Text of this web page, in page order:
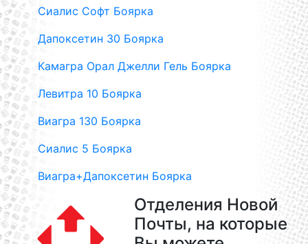
Сиалис Софт Боярка
Дапоксетин 30 Боярка
Камагра Орал Джелли Гель Боярка
Левитра 10 Боярка
Виагра 130 Боярка
Сиалис 5 Боярка
Виагра+Дапоксетин Боярка
Отделения Новой
Почты, на которые